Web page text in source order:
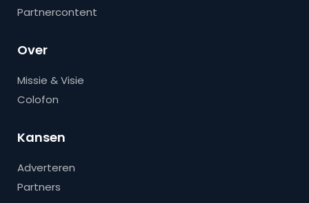
Partnercontent
Over
Missie & Visie
Colofon
Kansen
Adverteren
Partners